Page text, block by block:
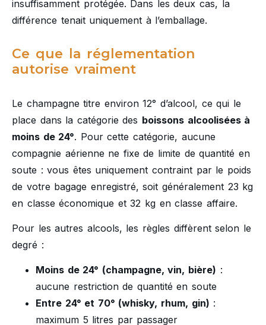
insuffisamment protégée. Dans les deux cas, la
différence tenait uniquement à l’emballage.
Ce que la réglementation
autorise vraiment
Le champagne titre environ 12° d’alcool, ce qui le
place dans la catégorie des boissons alcoolisées à
moins de 24°. Pour cette catégorie, aucune
compagnie aérienne ne fixe de limite de quantité en
soute : vous êtes uniquement contraint par le poids
de votre bagage enregistré, soit généralement 23 kg
en classe économique et 32 kg en classe affaire.
Pour les autres alcools, les règles diffèrent selon le
degré :
Moins de 24° (champagne, vin, bière) :
aucune restriction de quantité en soute
Entre 24° et 70° (whisky, rhum, gin) :
maximum 5 litres par passager